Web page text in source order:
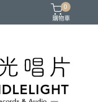
鏈鋸人蕾潔篇 黑潮好針
0
購物車